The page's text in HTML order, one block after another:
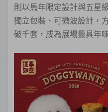
則以馬年限定設計與五星
獨立包裝、可微波設計，
破千套，成為展場最具年